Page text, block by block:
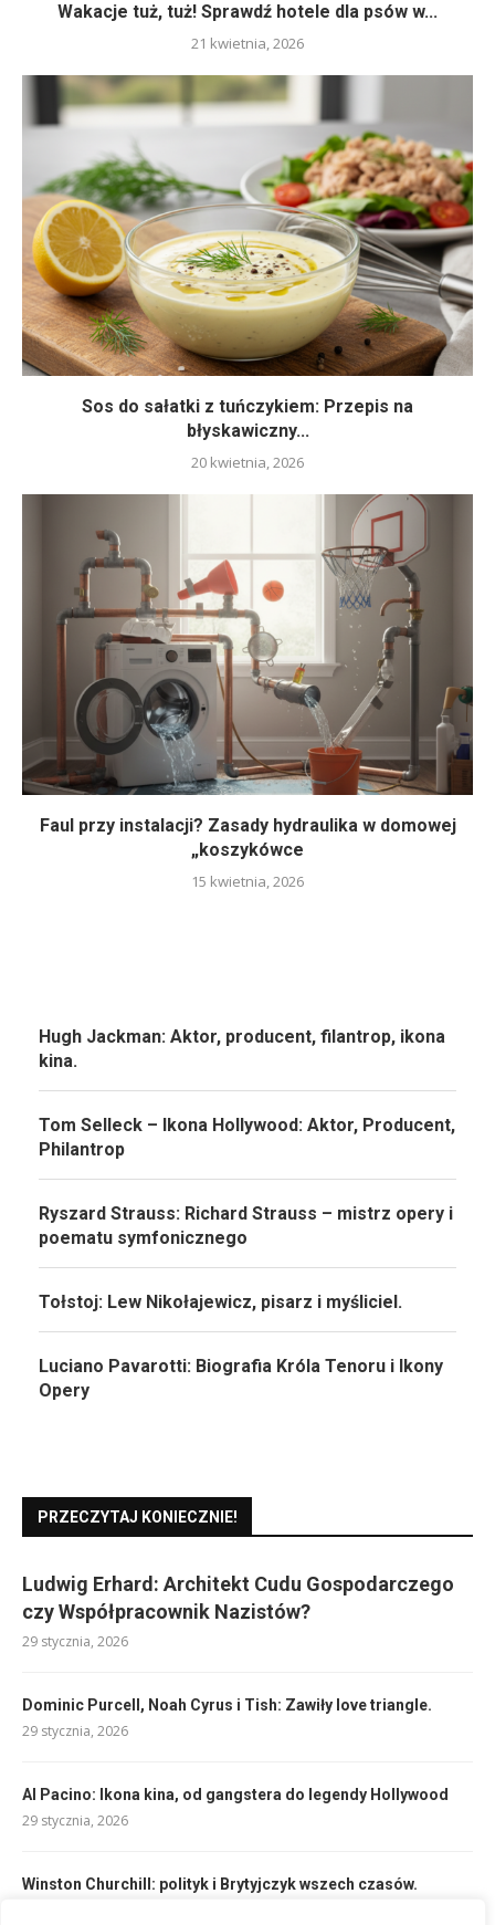
Wakacje tuż, tuż! Sprawdź hotele dla psów w...
21 kwietnia, 2026
Sos do sałatki z tuńczykiem: Przepis na
błyskawiczny...
20 kwietnia, 2026
Faul przy instalacji? Zasady hydraulika w domowej
„koszykówce
15 kwietnia, 2026
Hugh Jackman: Aktor, producent, filantrop, ikona
kina.
Tom Selleck – Ikona Hollywood: Aktor, Producent,
Philantrop
Ryszard Strauss: Richard Strauss – mistrz opery i
poematu symfonicznego
Tołstoj: Lew Nikołajewicz, pisarz i myśliciel.
Luciano Pavarotti: Biografia Króla Tenoru i Ikony
Opery
PRZECZYTAJ KONIECZNIE!
Ludwig Erhard: Architekt Cudu Gospodarczego
czy Współpracownik Nazistów?
29 stycznia, 2026
Dominic Purcell, Noah Cyrus i Tish: Zawiły love triangle.
29 stycznia, 2026
Al Pacino: Ikona kina, od gangstera do legendy Hollywood
29 stycznia, 2026
Winston Churchill: polityk i Brytyjczyk wszech czasów.